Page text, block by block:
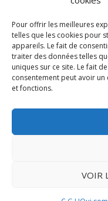
Pour offrir les meilleures
telles que les cookies pour
appareils. Le fait de
traiter des données telles
uniques sur ce site. Le fait
consentement peut avoir
et fonctions.
VOIR